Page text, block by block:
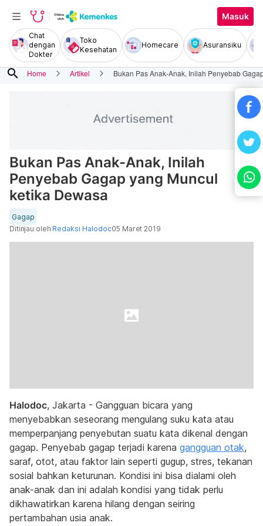
Masuk
Chat
dengan
Dokter
Toko
Kesehatan
Homecare Asuransiku
search Home Artikel Bukan Pas Anak-Anak, Inilah Penyebab
Bukan Pas Anak-Anak, Inilah
Penyebab Gagap yang Muncul
ketika Dewasa
Gagap
Ditinjau oleh Redaksi Halodoc05 Maret 2019
Halodoc, Jakarta - Gangguan bicara yang
menyebabkan seseorang mengulang suku kata atau
memperpanjang penyebutan suatu kata dikenal dengan
gagap. Penyebab gagap terjadi karena gangguan otak,
saraf, otot, atau faktor lain seperti gugup, stres, tekanan
sosial bahkan keturunan. Kondisi ini bisa dialami oleh
anak-anak dan ini adalah kondisi yang tidak perlu
dikhawatirkan karena hilang dengan seiring
pertambahan usia anak.